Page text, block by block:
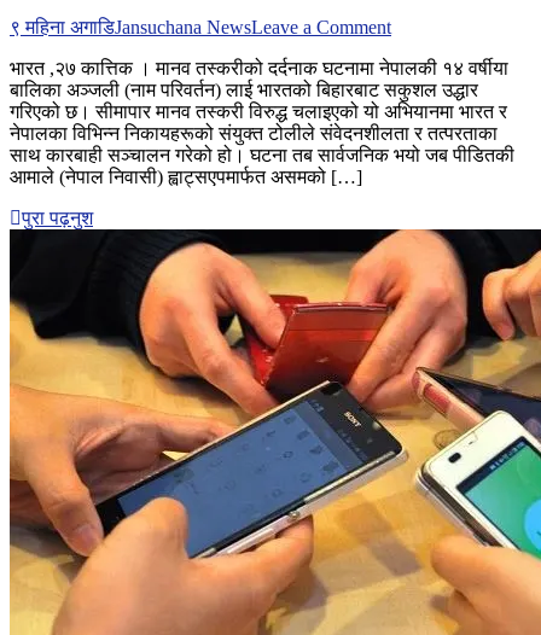
९ महिना अगाडिJansuchana NewsLeave a Commenton
लैजाने
तयारीमा
रहेकी
नेपाली
बालिका
समयमै
गरिएको
कारबाहीले
बच्यो
एक
निर्दोष
जीवन
भारत ,२७ कात्तिक । मानव तस्करीको दर्दनाक घटनामा नेपालकी १४ वर्षीया
बालिका अञ्जली (नाम परिवर्तन) लाई भारतको बिहारबाट सकुशल उद्धार
गरिएको छ। सीमापार मानव तस्करी विरुद्ध चलाइएको यो अभियानमा भारत र
नेपालका विभिन्न निकायहरूको संयुक्त टोलीले संवेदनशीलता र तत्परताका
साथ कारबाही सञ्चालन गरेको हो। घटना तब सार्वजनिक भयो जब पीडितकी
आमाले (नेपाल निवासी) ह्वाट्सएपमार्फत असमको […]
पुरा पढ़नुश